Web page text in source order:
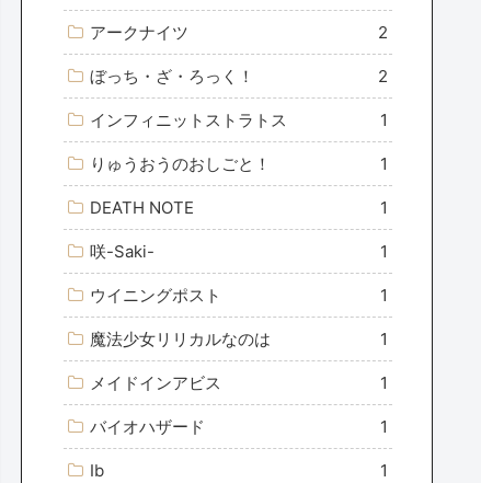
アークナイツ 2
ぼっち・ざ・ろっく！ 2
インフィニットストラトス 1
りゅうおうのおしごと！ 1
DEATH NOTE 1
咲-Saki- 1
ウイニングポスト 1
魔法少女リリカルなのは 1
メイドインアビス 1
バイオハザード 1
Ib 1